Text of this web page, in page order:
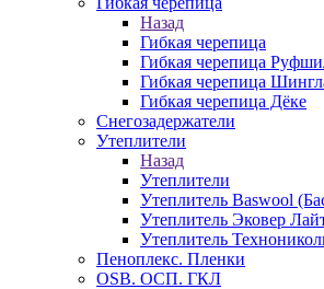
Назад
Гибкая черепица
Гибкая черепица
Гибкая черепица
Гибкая черепица Дёке
Снегозадержатели
Утеплители
Назад
Утеплители
Утеплитель Baswool
Утеплитель Эковер
Утеплитель
Пеноплекс. Пленки
OSB. ОСП. ГКЛ